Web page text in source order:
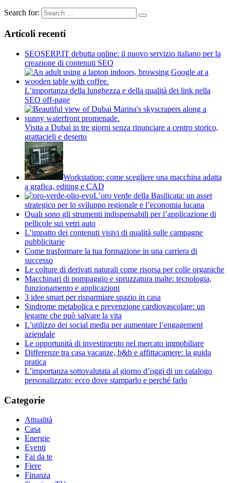
Search for:
Articoli recenti
SEOSERP.IT debutta online: il nuovo servizio italiano per la
creazione di contenuti SEO
L’importanza della lunghezza e della qualità dei link nella
SEO off-page
Visita a Dubai in tre giorni senza rinunciare a centro storico,
grattacieli e deserto
Workstation: come scegliere una macchina adatta
a grafica, editing e CAD
L’oro verde della Basilicata: un asset
strategico per lo sviluppo regionale e l’economia lucana
Quali sono gli strumenti indispensabili per l’applicazione di
pellicole sui vetri auto
L’impatto dei contenuti visivi di qualità sulle campagne
pubblicitarie
Come trasformare la tua formazione in una carriera di
successo
Le colture di derivati naturali come risorsa per colle organiche
Macchinari di pompaggio e spruzzatura malte: tecnologia,
funzionamento e applicazioni
3 idee smart per risparmiare spazio in casa
Sindrome metabolica e prevenzione cardiovascolare: un
legame che può salvare la vita
L’utilizzo dei social media per aumentare l’engagement
aziendale
Le opportunità di investimento nel mercato immobiliare
Differenze tra casa vacanze, b&b e affittacamere: la guida
pratica
L’importanza sottovalutata al giorno d’oggi di un catalogo
personalizzato: ecco dove stamparlo e perché farlo
Categorie
Attualità
Casa
Energie
Eventi
Fai da te
Fiere
Finanza